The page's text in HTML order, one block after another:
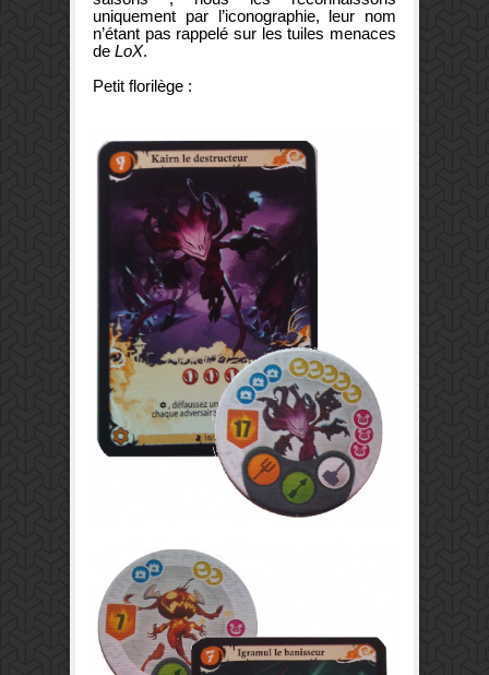
uniquement par l’iconographie, leur nom
n’étant pas rappelé sur les tuiles menaces
de LoX.
Petit florilège :